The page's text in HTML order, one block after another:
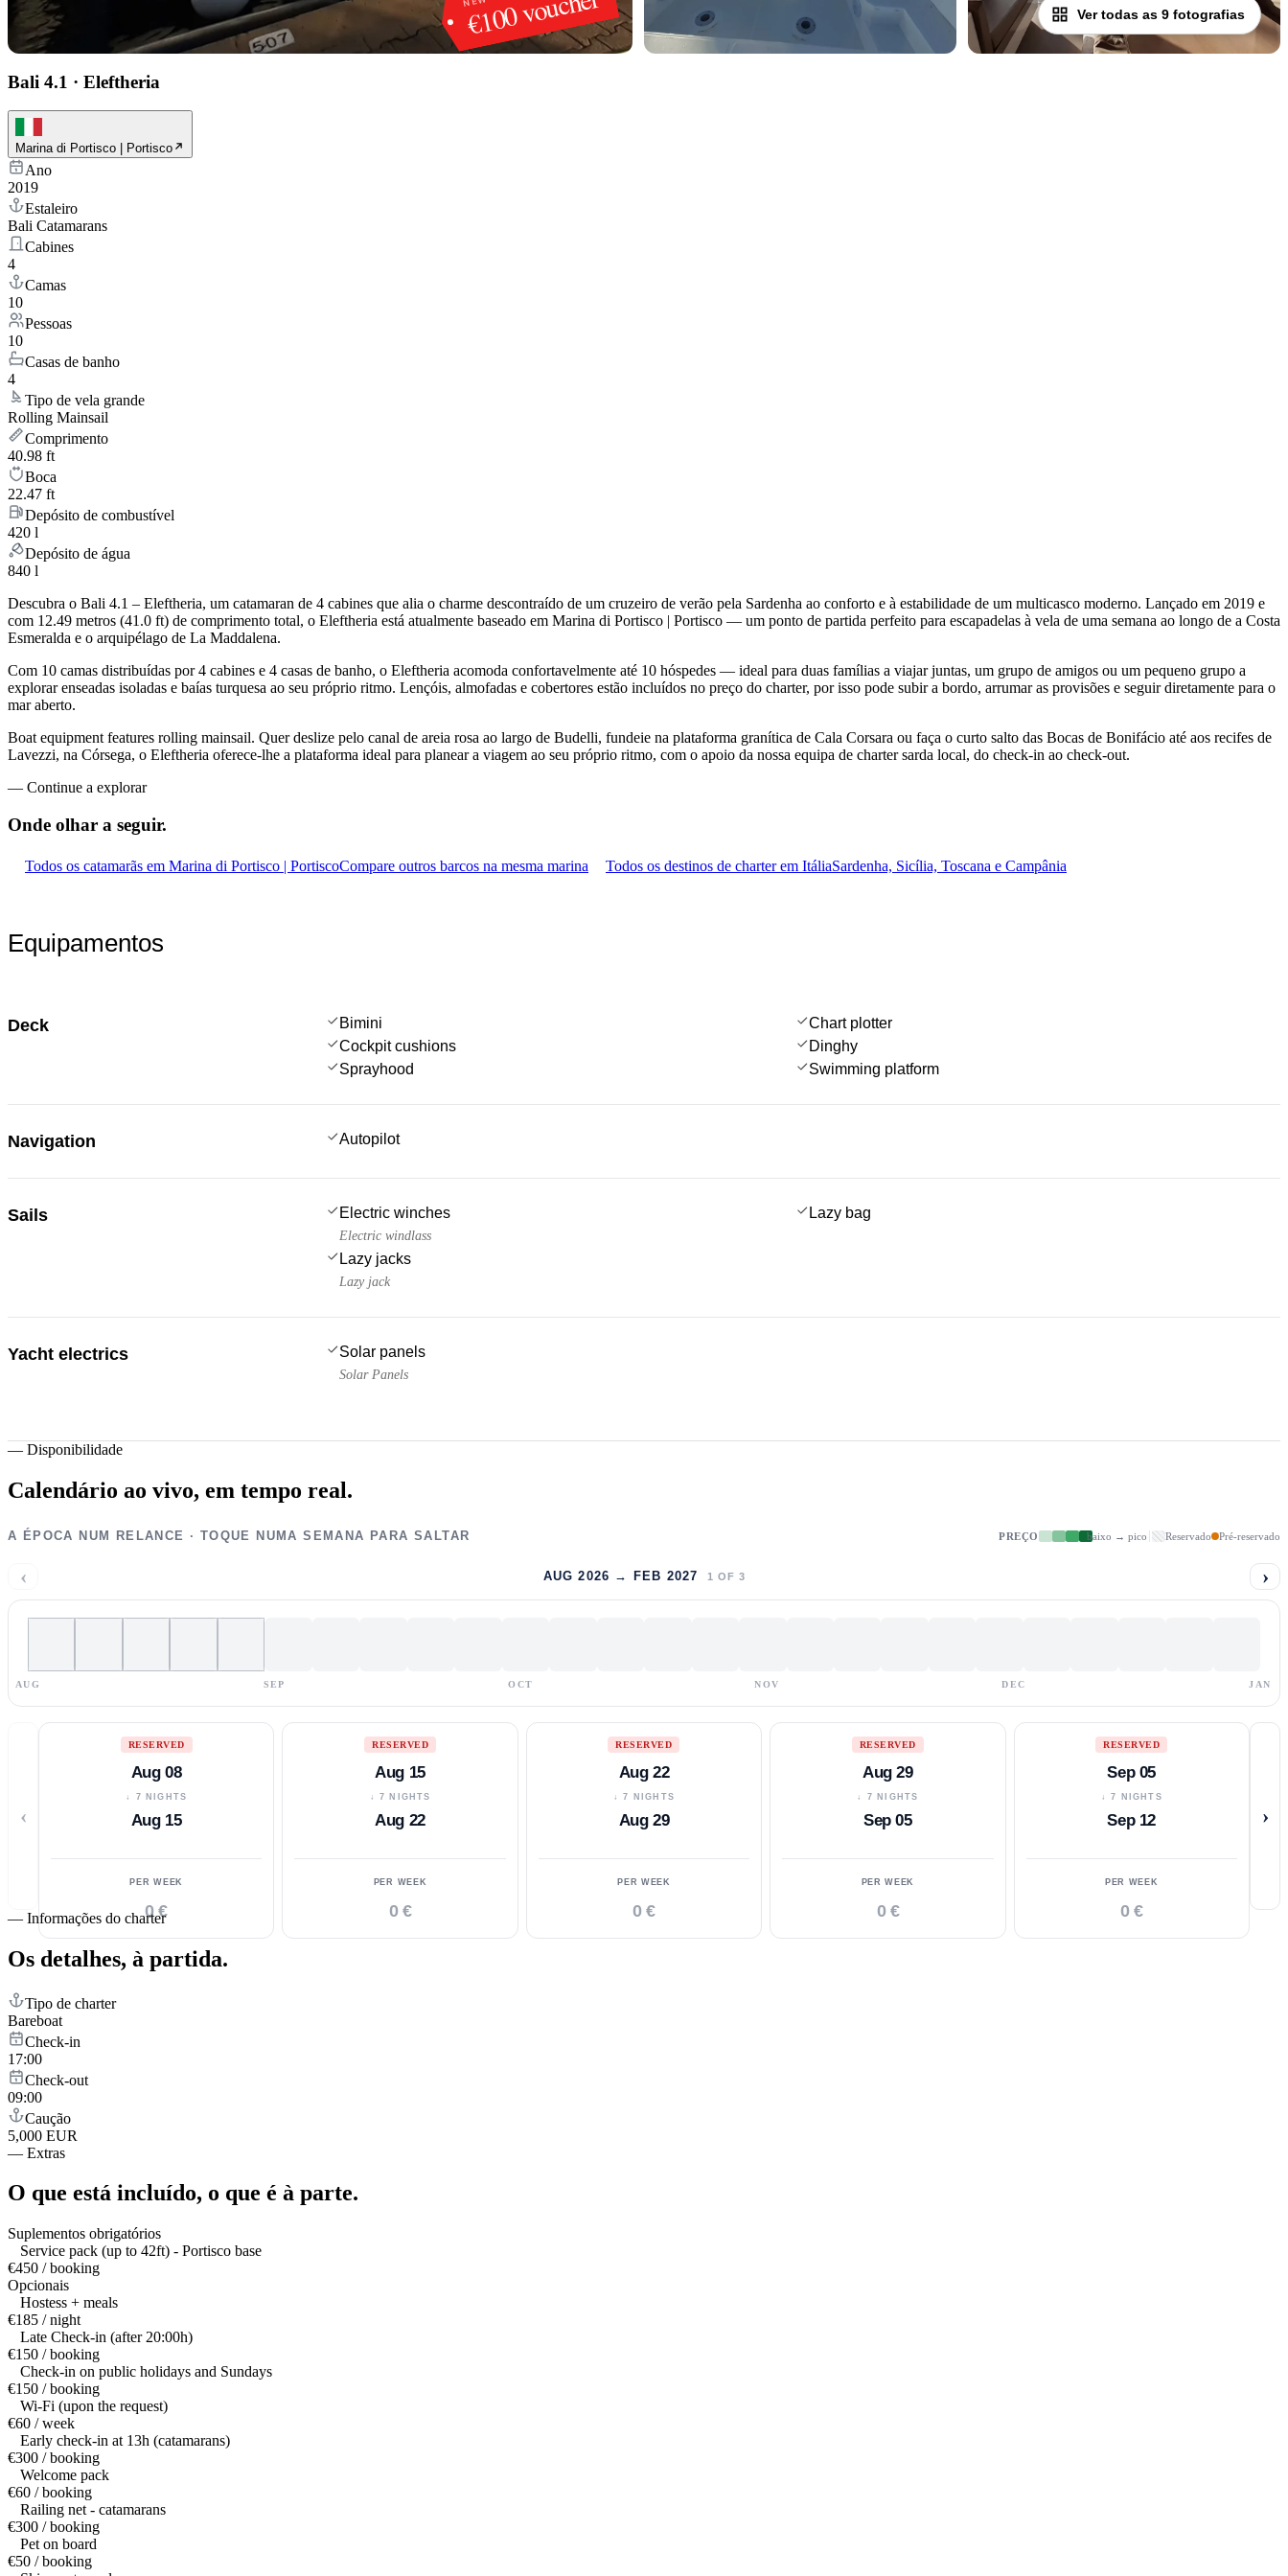
Ver todas as 9 fotografias
Bali 4.1 · Eleftheria
Marina di Portisco | Portisco
Ano
2019
Estaleiro
Bali Catamarans
Cabines
4
Camas
10
Pessoas
10
Casas de banho
4
Tipo de vela grande
Rolling Mainsail
Comprimento
40.98 ft
Boca
22.47 ft
Depósito de combustível
420 l
Depósito de água
840 l
Descubra o Bali 4.1 – Eleftheria, um catamaran de 4 cabines que alia o charme descontraído de um cruzeiro de verão pela Sardenha ao conforto e à estabilidade de um multicasco moderno. Lançado em 2019 e
com 12.49 metros (41.0 ft) de comprimento total, o Eleftheria está atualmente baseado em Marina di Portisco | Portisco — um ponto de partida perfeito para escapadelas à vela de uma semana ao longo de a Costa
Esmeralda e o arquipélago de La Maddalena.
Com 10 camas distribuídas por 4 cabines e 4 casas de banho, o Eleftheria acomoda confortavelmente até 10 hóspedes — ideal para duas famílias a viajar juntas, um grupo de amigos ou um pequeno grupo a
explorar enseadas isoladas e baías turquesa ao seu próprio ritmo. Lençóis, almofadas e cobertores estão incluídos no preço do charter, por isso pode subir a bordo, arrumar as provisões e seguir diretamente para o
mar aberto.
Boat equipment features rolling mainsail. Quer deslize pelo canal de areia rosa ao largo de Budelli, fundeie na plataforma granítica de Cala Corsara ou faça o curto salto das Bocas de Bonifácio até aos recifes de
Lavezzi, na Córsega, o Eleftheria oferece-lhe a plataforma ideal para planear a viagem ao seu próprio ritmo, com o apoio da nossa equipa de charter sarda local, do check-in ao check-out.
— Continue a explorar
Onde olhar a seguir.
Todos os catamarãs em Marina di Portisco | PortiscoCompare outros barcos na mesma marina Todos os destinos de charter em ItáliaSardenha, Sicília, Toscana e Campânia
Equipamentos
Deck Bimini
Chart plotter
Cockpit cushions
Dinghy
Sprayhood
Swimming platform
Navigation Autopilot
Sails Electric winches
Electric windlass
Lazy bag
Lazy jacks
Lazy jack
Yacht electrics Solar panels
Solar Panels
— Disponibilidade
Calendário ao vivo, em tempo real.
A ÉPOCA NUM RELANCE · TOQUE NUMA SEMANA PARA SALTAR PREÇO baixo → pico Reservado Pré-reservado
‹ AUG 2026 → FEB 2027 1 OF 3 ›
AUG SEP OCT NOV DEC JAN
‹
RESERVED
Aug 08
↓ 7 NIGHTS
Aug 15
PER WEEK
0 €
RESERVED
Aug 15
↓ 7 NIGHTS
Aug 22
PER WEEK
0 €
RESERVED
Aug 22
↓ 7 NIGHTS
Aug 29
PER WEEK
0 €
RESERVED
Aug 29
↓ 7 NIGHTS
Sep 05
PER WEEK
0 €
RESERVED
Sep 05
↓ 7 NIGHTS
Sep 12
PER WEEK
0 €
›
— Informações do charter
Os detalhes, à partida.
Tipo de charter
Bareboat
Check-in
17:00
Check-out
09:00
Caução
5,000 EUR
— Extras
O que está incluído, o que é à parte.
Suplementos obrigatórios
Service pack (up to 42ft) - Portisco base
€450 / booking
Opcionais
Hostess + meals
€185 / night
Late Check-in (after 20:00h)
€150 / booking
Check-in on public holidays and Sundays
€150 / booking
Wi-Fi (upon the request)
€60 / week
Early check-in at 13h (catamarans)
€300 / booking
Welcome pack
€60 / booking
Railing net - catamarans
€300 / booking
Pet on board
€50 / booking